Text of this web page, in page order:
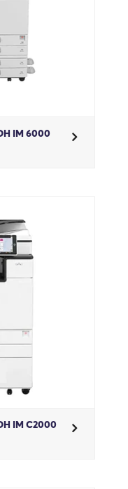
IM 6000
IM C2000